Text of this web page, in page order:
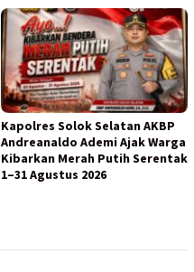
Kapolres Solok Selatan AKBP
Andreanaldo Ademi Ajak Warga
Kibarkan Merah Putih Serentak
1–31 Agustus 2026